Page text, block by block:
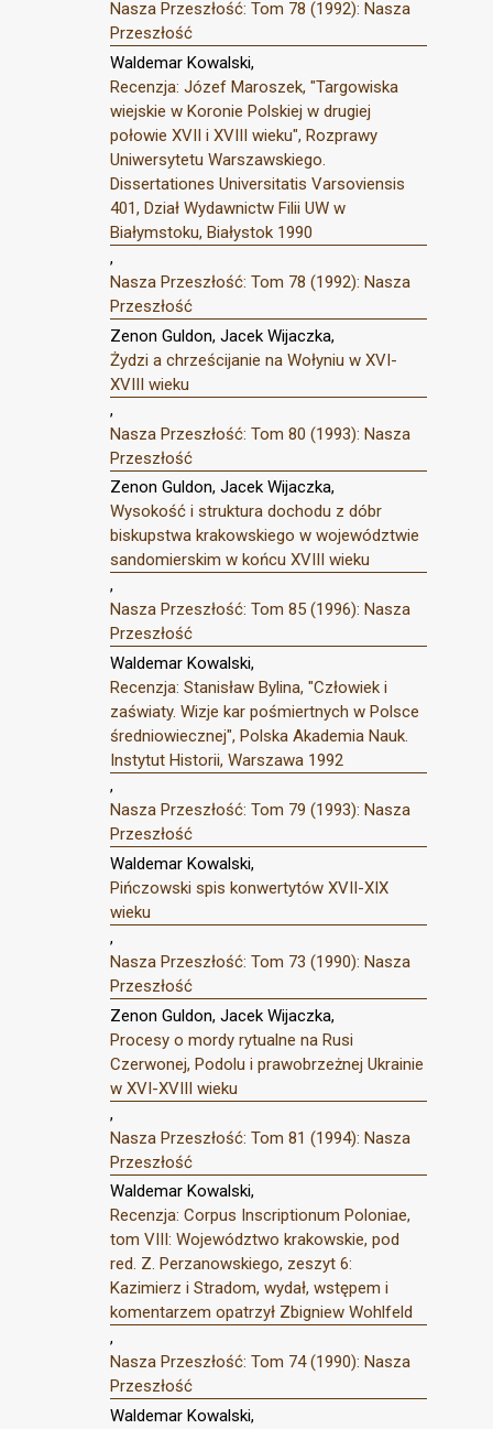
Nasza Przeszłość: Tom 78 (1992): Nasza
Przeszłość
Waldemar Kowalski,
Recenzja: Józef Maroszek, "Targowiska
wiejskie w Koronie Polskiej w drugiej
połowie XVII i XVIII wieku", Rozprawy
Uniwersytetu Warszawskiego.
Dissertationes Universitatis Varsoviensis
401, Dział Wydawnictw Filii UW w
Białymstoku, Białystok 1990
,
Nasza Przeszłość: Tom 78 (1992): Nasza
Przeszłość
Zenon Guldon, Jacek Wijaczka,
Żydzi a chrześcijanie na Wołyniu w XVI-
XVIII wieku
,
Nasza Przeszłość: Tom 80 (1993): Nasza
Przeszłość
Zenon Guldon, Jacek Wijaczka,
Wysokość i struktura dochodu z dóbr
biskupstwa krakowskiego w województwie
sandomierskim w końcu XVIII wieku
,
Nasza Przeszłość: Tom 85 (1996): Nasza
Przeszłość
Waldemar Kowalski,
Recenzja: Stanisław Bylina, "Człowiek i
zaświaty. Wizje kar pośmiertnych w Polsce
średniowiecznej", Polska Akademia Nauk.
Instytut Historii, Warszawa 1992
,
Nasza Przeszłość: Tom 79 (1993): Nasza
Przeszłość
Waldemar Kowalski,
Pińczowski spis konwertytów XVII-XIX
wieku
,
Nasza Przeszłość: Tom 73 (1990): Nasza
Przeszłość
Zenon Guldon, Jacek Wijaczka,
Procesy o mordy rytualne na Rusi
Czerwonej, Podolu i prawobrzeżnej Ukrainie
w XVI-XVIII wieku
,
Nasza Przeszłość: Tom 81 (1994): Nasza
Przeszłość
Waldemar Kowalski,
Recenzja: Corpus Inscriptionum Poloniae,
tom VIII: Województwo krakowskie, pod
red. Z. Perzanowskiego, zeszyt 6:
Kazimierz i Stradom, wydał, wstępem i
komentarzem opatrzył Zbigniew Wohlfeld
,
Nasza Przeszłość: Tom 74 (1990): Nasza
Przeszłość
Waldemar Kowalski,